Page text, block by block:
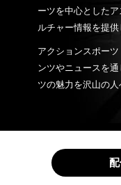
ーツを中心とした
ルチャー情報を提供
アクションスポー
ンツやニュースを
ツの魅力を沢山の